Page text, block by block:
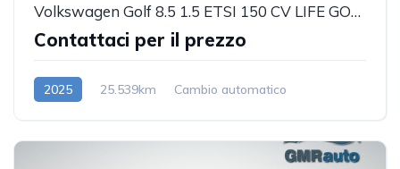
Volkswagen Golf 8.5 1.5 ETSI 150 CV LIFE GOAL EDITION + MATRIX
Contattaci per il prezzo
2025 25.539km
Cambio automatico